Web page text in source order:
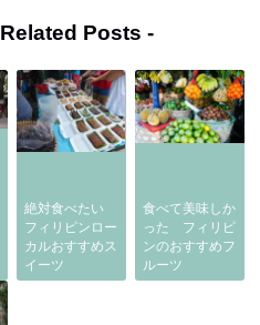
Related Posts -
絶対食べたい
フィリピンロー
カルおすすめス
イーツ
食べて美味しか
った フィリピ
ンのおすすめフ
ルーツ